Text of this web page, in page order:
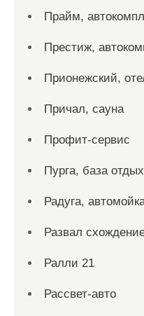
Прайм,
Престиж,
Прионежский,
Причал, сауна
Профит-сервис
Пурга, база
Радуга,
Развал
Ралли 21
Рассвет-авто